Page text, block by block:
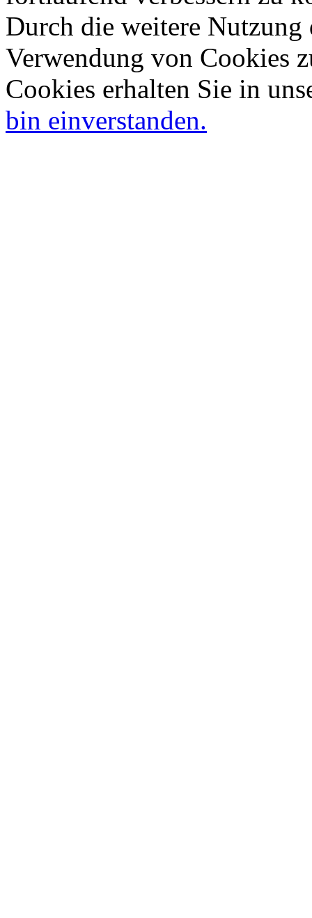
Durch die weitere Nutzung
Verwendung von Cookies
Cookies erhalten Sie in
bin einverstanden.